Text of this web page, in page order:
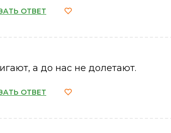
ОТВЕТ
а до нас не долетают.
ОТВЕТ